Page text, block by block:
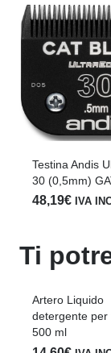
Testina Andis
30 (0,5mm)
48,19€ IVA
Ti
Artero Liquido
detergente per
500 ml